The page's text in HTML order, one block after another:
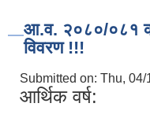
आ.व. २०८०/०८१
विवरण !!!
Submitted on: Thu, 04/
आर्थिक वर्ष: